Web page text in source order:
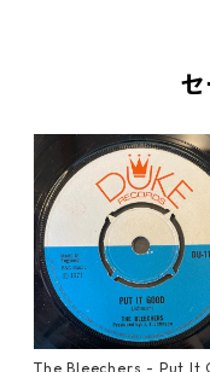
The Bleechers - Put It